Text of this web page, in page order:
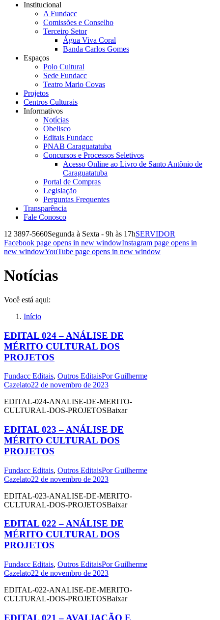
Institucional
A Fundacc
Comissões e Conselho
Terceiro Setor
Água Viva Coral
Banda Carlos Gomes
Espaços
Polo Cultural
Sede Fundacc
Teatro Mario Covas
Projetos
Centros Culturais
Informativos
Notícias
Obelisco
Editais Fundacc
PNAB Caraguatatuba
Concursos e Processos Seletivos
Acesso Online ao Livro de Santo Antônio de
Caraguatatuba
Portal de Compras
Legislação
Perguntas Frequentes
Transparência
Fale Conosco
12 3897-5660Segunda à Sexta - 9h às 17hSERVIDOR
Facebook page opens in new windowInstagram page opens in
new windowYouTube page opens in new window
Notícias
Você está aqui:
Início
EDITAL 024 – ANÁLISE DE
MÉRITO CULTURAL DOS
PROJETOS
Fundacc Editais, Outros EditaisPorGuilherme
Cazelato22 de novembro de 2023
EDITAL-024-ANALISE-DE-MERITO-
CULTURAL-DOS-PROJETOSBaixar
EDITAL 023 – ANÁLISE DE
MÉRITO CULTURAL DOS
PROJETOS
Fundacc Editais, Outros EditaisPorGuilherme
Cazelato22 de novembro de 2023
EDITAL-023-ANALISE-DE-MERITO-
CULTURAL-DOS-PROJETOSBaixar
EDITAL 022 – ANÁLISE DE
MÉRITO CULTURAL DOS
PROJETOS
Fundacc Editais, Outros EditaisPorGuilherme
Cazelato22 de novembro de 2023
EDITAL-022-ANALISE-DE-MERITO-
CULTURAL-DOS-PROJETOSBaixar
EDITAL 021 – AVALIAÇÃO E